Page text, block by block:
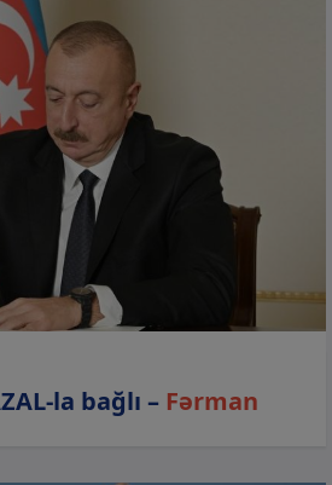
la bağlı – Fərman